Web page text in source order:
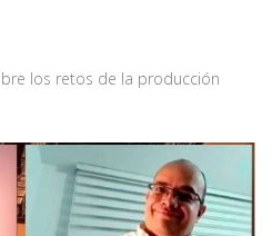
los retos de la producción